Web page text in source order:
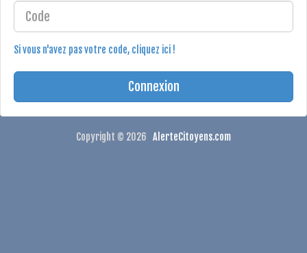
Si vous n'avez pas votre code, cliquez ici !
Copyright © 2026 AlerteCitoyens.com